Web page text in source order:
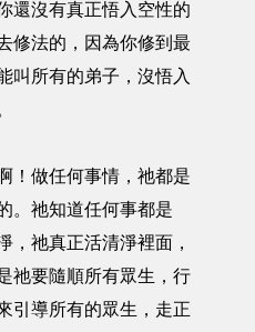
還沒有真正悟入空性的
修法的，因為你修到最
叫所有的弟子，沒悟入
做任何事情，祂都是
。祂知道任何事都是
，祂真正活清淨裡面，
祂要隨順所有眾生，行
引導所有的眾生，走正